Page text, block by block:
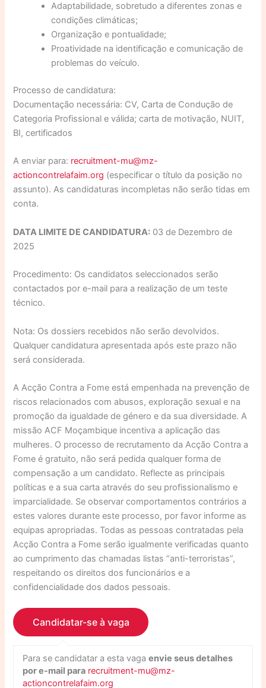
Adaptabilidade, sobretudo a diferentes zonas e
condições climáticas;
Organização e pontualidade;
Proatividade na identificação e comunicação de
problemas do veículo.
Processo de candidatura:
Documentação necessária: CV, Carta de Condução de
Categoria Profissional e válida; carta de motivação, NUIT,
BI, certificados
A enviar para: recruitment-mu@mz-
actioncontrelafaim.org (especificar o título da posição no
assunto). As candidaturas incompletas não serão tidas em
conta.
DATA LIMITE DE CANDIDATURA: 03 de Dezembro de
2025
Procedimento: Os candidatos seleccionados serão
contactados por e-mail para a realização de um teste
técnico.
Nota: Os dossiers recebidos não serão devolvidos.
Qualquer candidatura apresentada após este prazo não
será considerada.
A Acção Contra a Fome está empenhada na prevenção de
riscos relacionados com abusos, exploração sexual e na
promoção da igualdade de género e da sua diversidade. A
missão ACF Moçambique incentiva a aplicação das
mulheres. O processo de recrutamento da Acção Contra a
Fome é gratuito, não será pedida qualquer forma de
compensação a um candidato. Reflecte as principais
políticas e a sua carta através do seu profissionalismo e
imparcialidade. Se observar comportamentos contrários a
estes valores durante este processo, por favor informe as
equipas apropriadas. Todas as pessoas contratadas pela
Acção Contra a Fome serão igualmente verificadas quanto
ao cumprimento das chamadas listas “anti-terroristas”,
respeitando os direitos dos funcionários e a
confidencialidade dos dados pessoais.
Para se candidatar a esta vagaenvie seus detalhes
por e-mail para recruitment-mu@mz-
actioncontrelafaim.org